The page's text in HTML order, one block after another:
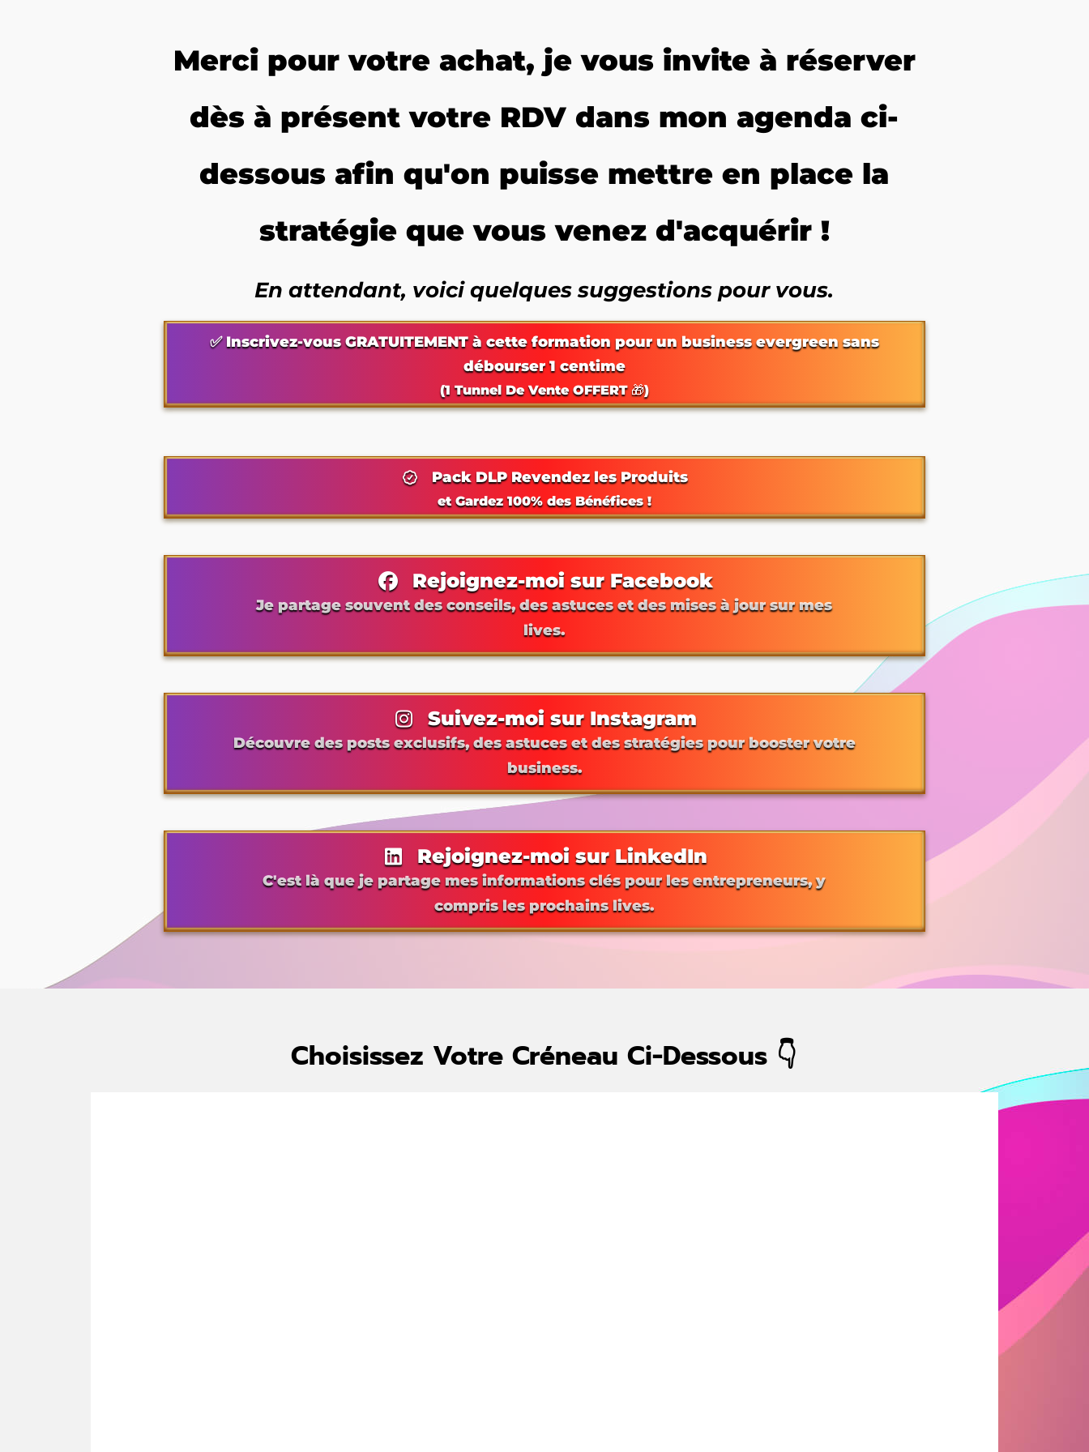
Merci pour votre achat, je vous invite à réserver
dès à présent votre RDV dans mon agenda ci-
dessous afin qu'on puisse mettre en place la
stratégie que vous venez d'acquérir !
En attendant, voici quelques suggestions pour vous.
✅ Inscrivez-vous GRATUITEMENT à cette formation pour un business evergreen sans
débourser 1 centime
(1 Tunnel De Vente OFFERT 🎁)
Pack DLP Revendez les Produits
et Gardez 100% des Bénéfices !
Rejoignez-moi sur Facebook
Je partage souvent des conseils, des astuces et des mises à jour sur mes
lives.
Suivez-moi sur Instagram
Découvre des posts exclusifs, des astuces et des stratégies pour booster votre
business.
Rejoignez-moi sur LinkedIn
C'est là que je partage mes informations clés pour les entrepreneurs, y
compris les prochains lives.
Choisissez Votre Créneau Ci-Dessous 👇